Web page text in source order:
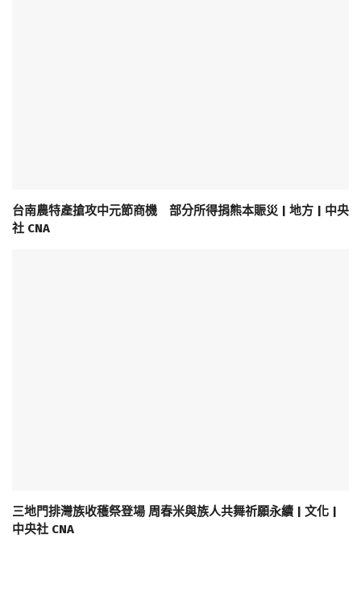
台南農特產搶攻中元節商機 部分所得捐熊本賑災 | 地方 | 中央
社 CNA
三地門排灣族收穫祭登場 周春米與族人共舞祈願永續 | 文化 |
中央社 CNA